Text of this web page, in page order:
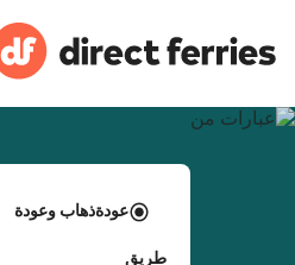
عودةذهاب وعودة
طريق